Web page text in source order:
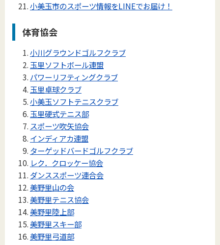
小美玉市のスポーツ情報をLINEでお届け！
体育協会
小川グラウンドゴルフクラブ
玉里ソフトボール連盟
パワーリフティングクラブ
玉里卓球クラブ
小美玉ソフトテニスクラブ
玉里硬式テニス部
スポーツ吹矢協会
インディアカ連盟
ターゲッドバードゴルフクラブ
レク．クロッケー協会
ダンススポーツ連合会
美野里山の会
美野里テニス協会
美野里陸上部
美野里スキー部
美野里弓道部